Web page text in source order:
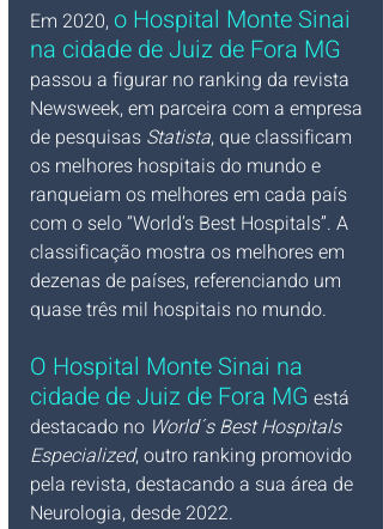
Em 2020, o Hospital Monte Sinai
na cidade de Juiz de Fora MG
passou a figurar no ranking da revista
Newsweek, em parceira com a empresa
de pesquisas Statista, que classificam
os melhores hospitais do mundo e
ranqueiam os melhores em cada país
com o selo “World’s Best Hospitals”. A
classificação mostra os melhores em
dezenas de países, referenciando um
quase três mil hospitais no mundo.
O Hospital Monte Sinai na
cidade de Juiz de Fora MG está
destacado no World´s Best Hospitals
Especialized, outro ranking promovido
pela revista, destacando a sua área de
Neurologia, desde 2022.